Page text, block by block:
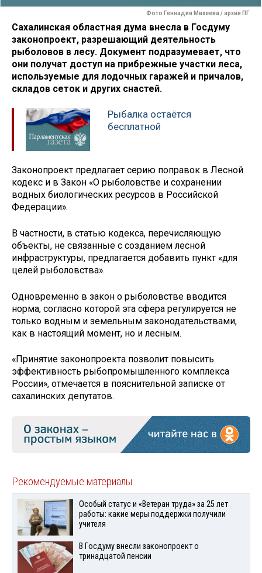
Фото Геннадия Михеева / архив ПГ
Сахалинская областная дума внесла в Госдуму
законопроект, разрешающий деятельность
рыболовов в лесу. Документ подразумевает, что
они получат доступ на прибрежные участки леса,
используемые для лодочных гаражей и причалов,
складов сеток и других снастей.
Рыбалка остаётся
бесплатной
Законопроект предлагает серию поправок в Лесной
кодекс и в Закон «О рыболовстве и сохранении
водных биологических ресурсов в Российской
Федерации».
В частности, в статью кодекса, перечисляющую
объекты, не связанные с созданием лесной
инфраструктуры, предлагается добавить пункт «для
целей рыболовства».
Одновременно в закон о рыболовстве вводится
норма, согласно которой эта сфера регулируется не
только водным и земельным законодательствами,
как в настоящий момент, но и лесным.
«Принятие законопроекта позволит повысить
эффективность рыбопромышленного комплекса
России», отмечается в пояснительной записке от
сахалинских депутатов.
Рекомендуемые материалы
Особый статус и «Ветеран труда» за 25 лет
работы: какие меры поддержки получили
учителя
В Госдуму внесли законопроект о
тринадцатой пенсии